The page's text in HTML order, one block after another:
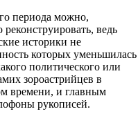
периода можно,
ведь
историки не
которых уменьшилась
политического или
зороастрийцев в
времени, и главным
рукописей.